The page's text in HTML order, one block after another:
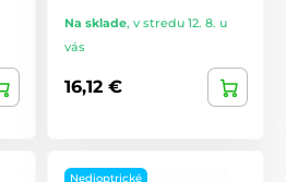
Na sklade, v stredu 12. 8. u
vás
16,12 €
Nedioptrické